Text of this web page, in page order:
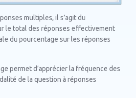
multiples, il s’agit du
le total des réponses effectivement
du pourcentage sur les réponses
permet d’apprécier la fréquence des
de la question à réponses